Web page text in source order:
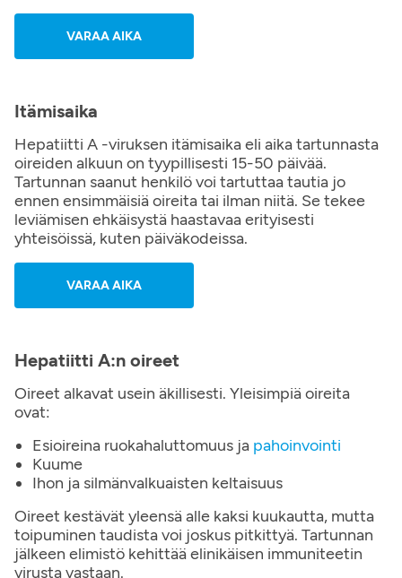
VARAA AIKA
Itämisaika
Hepatiitti A -viruksen itämisaika eli aika tartunnasta
oireiden alkuun on tyypillisesti 15-50 päivää.
Tartunnan saanut henkilö voi tartuttaa tautia jo
ennen ensimmäisiä oireita tai ilman niitä. Se tekee
leviämisen ehkäisystä haastavaa erityisesti
yhteisöissä, kuten päiväkodeissa.
VARAA AIKA
Hepatiitti A:n oireet
Oireet alkavat usein äkillisesti. Yleisimpiä oireita
ovat:
Esioireina ruokahaluttomuus ja pahoinvointi
Kuume
Ihon ja silmänvalkuaisten keltaisuus
Oireet kestävät yleensä alle kaksi kuukautta, mutta
toipuminen taudista voi joskus pitkittyä. Tartunnan
jälkeen elimistö kehittää elinikäisen immuniteetin
virusta vastaan.